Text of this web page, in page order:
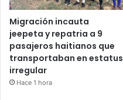
Migración incauta
jeepeta y repatria a 9
pasajeros haitianos que
transportaban en estatus
irregular
Hace 1 hora